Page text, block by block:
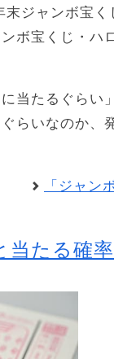
ジャンボ宝く
ボ宝くじ・ハ
当たるぐらい
らいなのか、
「ジャン
当たる確率